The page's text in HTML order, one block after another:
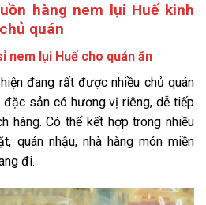
hàng nem lụi Huế kinh
quán
nem lụi Huế cho quán ăn
đang rất được nhiều chủ quán
đặc sản có hương vị riêng, dễ tiếp
hàng. Có thể kết hợp trong nhiều
quán nhậu, nhà hàng món miền
đi.